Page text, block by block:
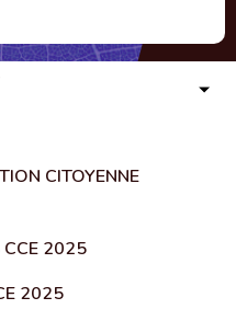
CITOYENNE
CCE 2025
2025